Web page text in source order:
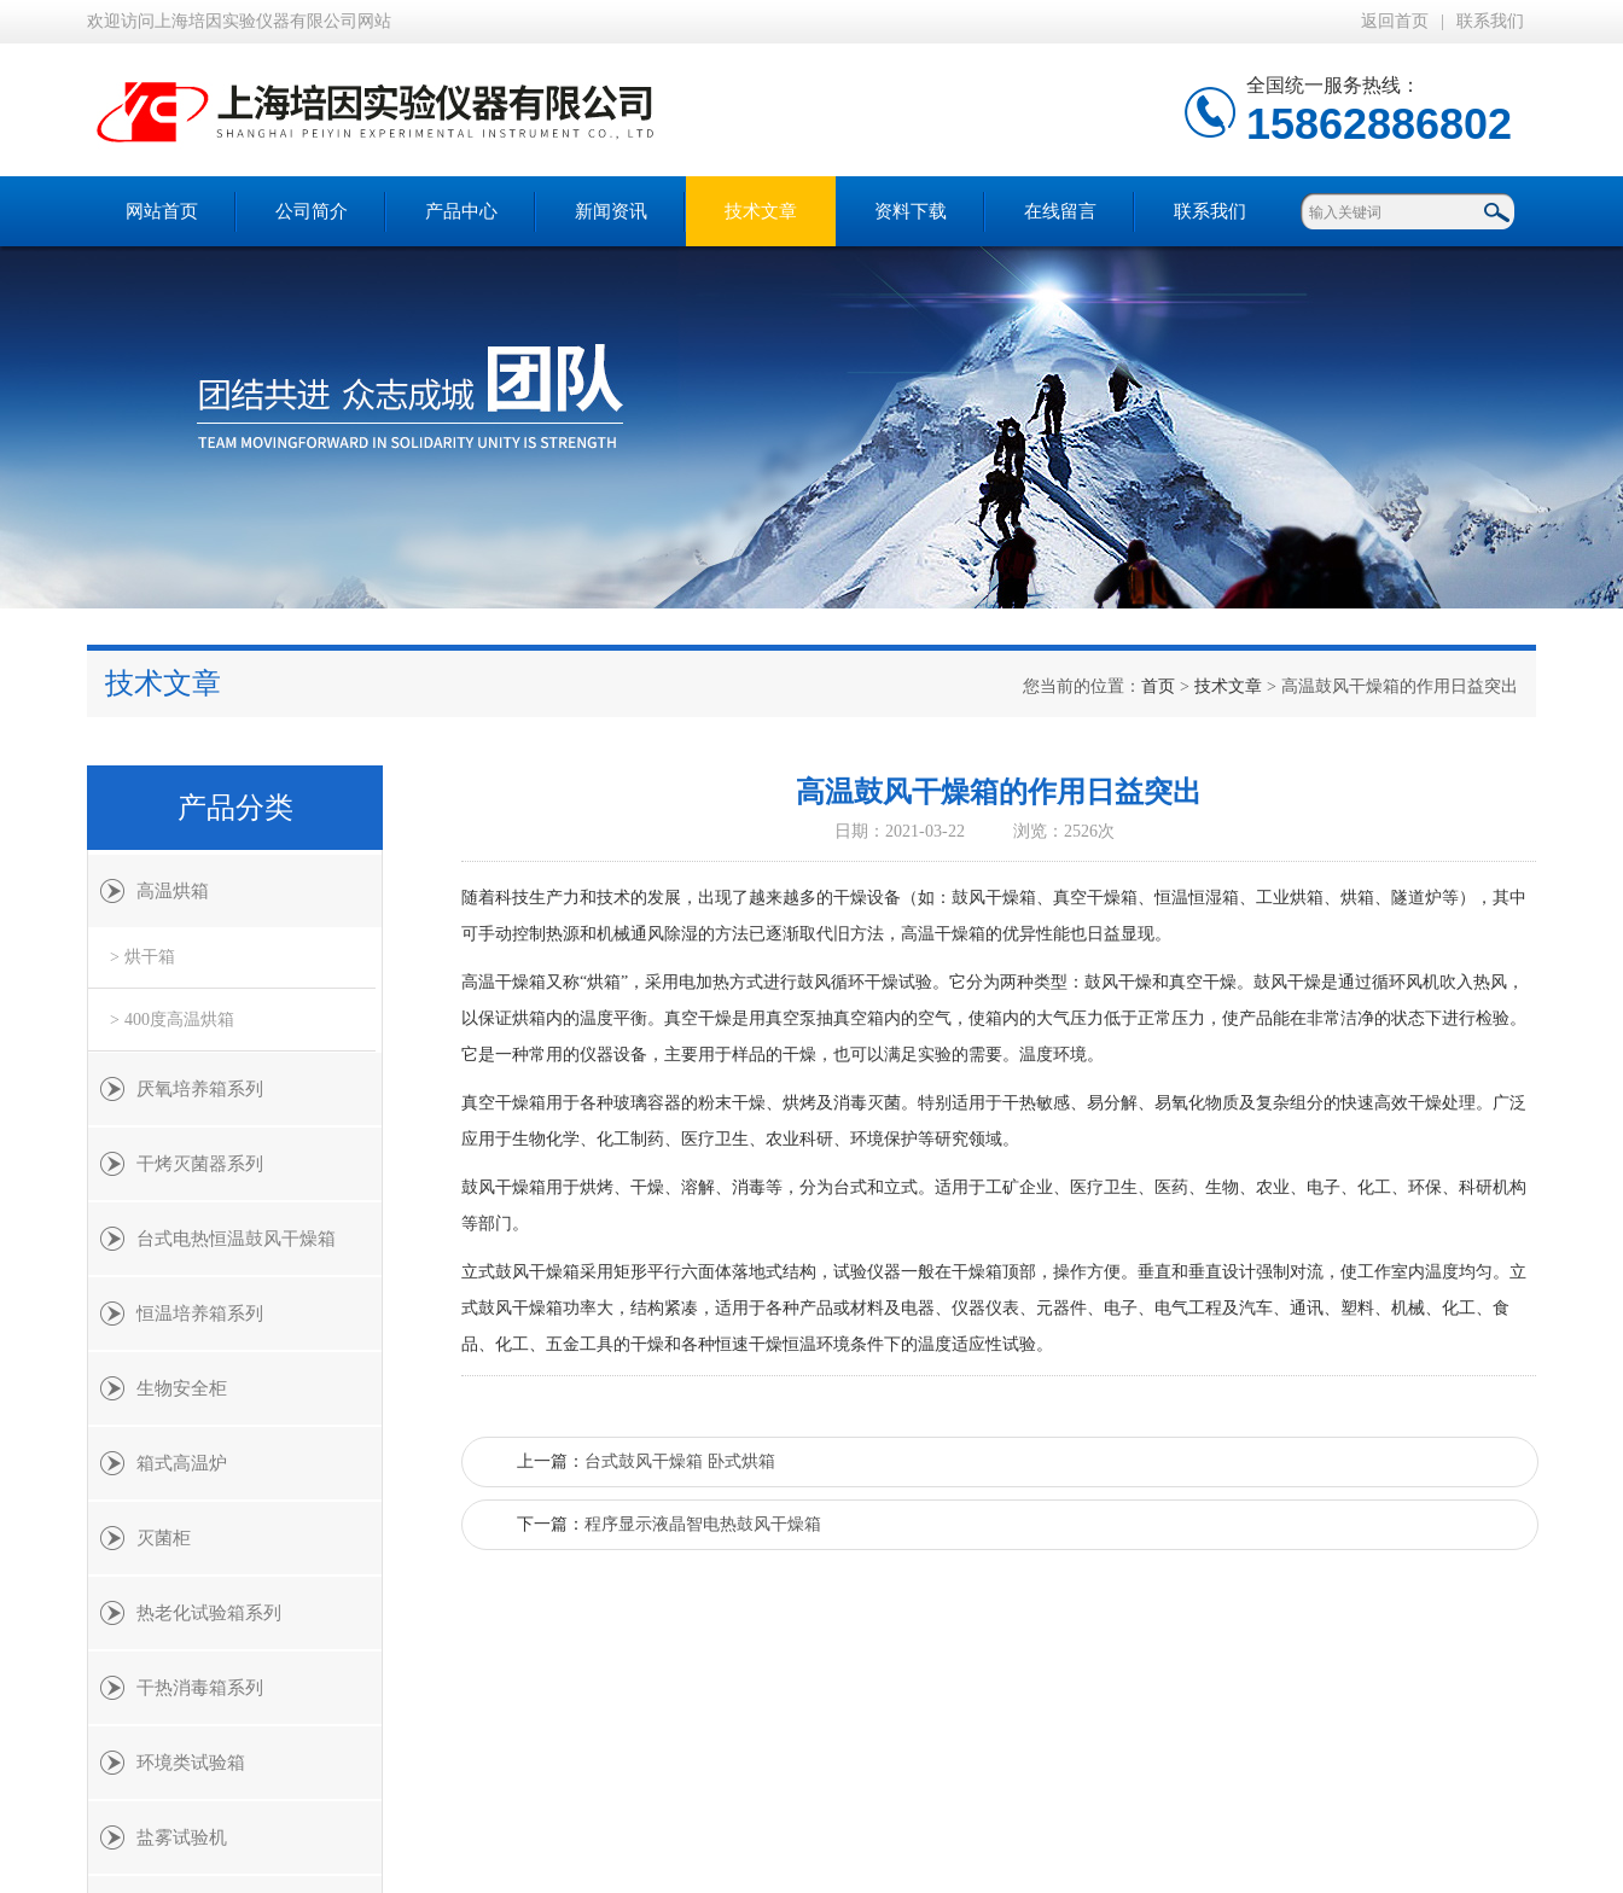
欢迎访问上海培因实验仪器有限公司网站 返回首页 联系我们
全国统一服务热线：
15862886802
网站首页 公司简介 产品中心 新闻资讯 技术文章 资料下载 在线留言 联系我们
技术文章 您当前的位置： 首页 > 技术文章 > 高温鼓风干燥箱的作用日益突出
高温鼓风干燥箱的作用日益突出
日期：2021-03-22 浏览：2526次
随着科技生产力和技术的发展，出现了越来越多的干燥设备（如：鼓风干燥箱、真空干燥箱、恒温恒湿箱、工业烘箱、烘箱、隧道炉等），其中
可手动控制热源和机械通风除湿的方法已逐渐取代旧方法，高温干燥箱的优异性能也日益显现。
高温干燥箱又称“烘箱”，采用电加热方式进行鼓风循环干燥试验。它分为两种类型：鼓风干燥和真空干燥。鼓风干燥是通过循环风机吹入热风，
以保证烘箱内的温度平衡。真空干燥是用真空泵抽真空箱内的空气，使箱内的大气压力低于正常压力，使产品能在非常洁净的状态下进行检验。
它是一种常用的仪器设备，主要用于样品的干燥，也可以满足实验的需要。温度环境。
真空干燥箱用于各种玻璃容器的粉末干燥、烘烤及消毒灭菌。特别适用于干热敏感、易分解、易氧化物质及复杂组分的快速高效干燥处理。广泛
应用于生物化学、化工制药、医疗卫生、农业科研、环境保护等研究领域。
鼓风干燥箱用于烘烤、干燥、溶解、消毒等，分为台式和立式。适用于工矿企业、医疗卫生、医药、生物、农业、电子、化工、环保、科研机构
等部门。
立式鼓风干燥箱采用矩形平行六面体落地式结构，试验仪器一般在干燥箱顶部，操作方便。垂直和垂直设计强制对流，使工作室内温度均匀。立
式鼓风干燥箱功率大，结构紧凑，适用于各种产品或材料及电器、仪器仪表、元器件、电子、电气工程及汽车、通讯、塑料、机械、化工、食
品、化工、五金工具的干燥和各种恒速干燥恒温环境条件下的温度适应性试验。
上一篇： 台式鼓风干燥箱 卧式烘箱
下一篇： 程序显示液晶智电热鼓风干燥箱
产品分类
高温烘箱
> 烘干箱
> 400度高温烘箱
厌氧培养箱系列
干烤灭菌器系列
台式电热恒温鼓风干燥箱
恒温培养箱系列
生物安全柜
箱式高温炉
灭菌柜
热老化试验箱系列
干热消毒箱系列
环境类试验箱
盐雾试验机